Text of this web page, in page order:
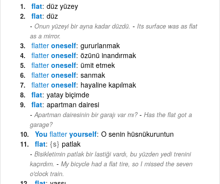
flat düz yüzey
flat düz
Onun yüzeyi bir ayna kadar düzdü. - Its surface was as flat
as a mirror.
flatter oneself gururlanmak
flatter oneself özünü inandırmak
flatter oneself ümit etmek
flatter oneself sanmak
flatter oneself hayaline kapılmak
flat yatay biçimde
flat apartman dairesi
Apartman dairesinin bir garajı var mı? - Has the flat got a
garage?
You flatter yourself O senin hüsnükuruntun
flat {s} patlak
Bisikletimin patlak bir lastiği vardı, bu yüzden yedi trenini
kaçırdım. - My bicycle had a flat tire, so I missed the seven
o'clock train.